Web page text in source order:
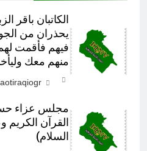
الكاتبان باقر
فيهم فأقمت
منهم معك
مجلس عزاء
القرآن الكريم
السلام)